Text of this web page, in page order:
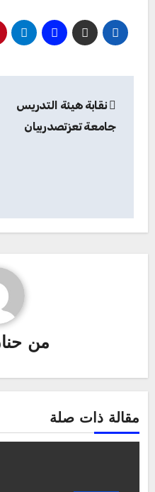
المقالات
نقابة هيئة التدريس
جامعة تعزتصدربيان
من
مقالة ذات صلة